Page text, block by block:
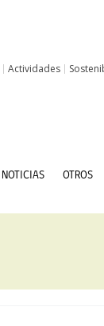
Actividades
NOTICIAS OTROS